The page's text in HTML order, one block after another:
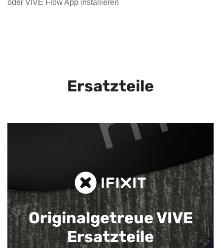
oder VIVE Flow App installieren
Ersatzteile
Originalgetreue VIVE
Ersatzteile